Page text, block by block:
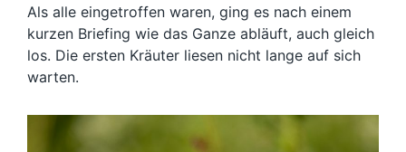
Als alle eingetroffen waren, ging es nach einem
kurzen Briefing wie das Ganze abläuft, auch gleich
los. Die ersten Kräuter liesen nicht lange auf sich
warten.